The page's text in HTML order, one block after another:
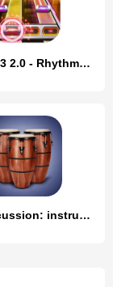
BEAT MP3 2.0 - Rhythm Game
Real Percussion: instruments